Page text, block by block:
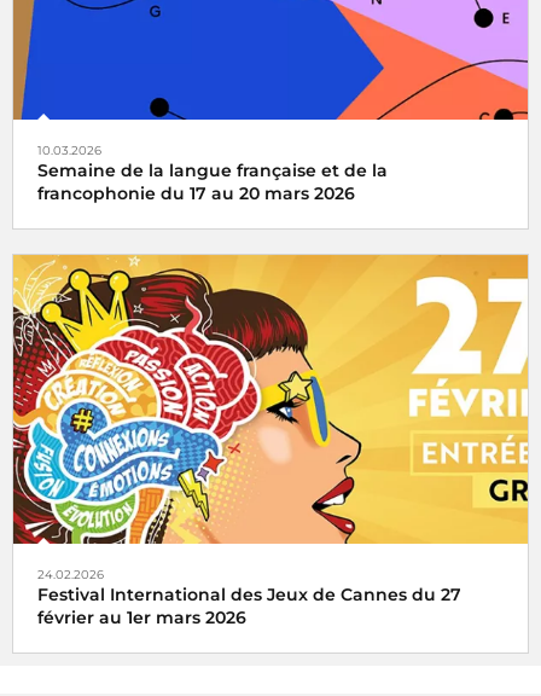
10.03.2026
Semaine de la langue française et de la
francophonie du 17 au 20 mars 2026
Organisée autour du 20 mars, date de la
Journée
internationale de la Francophonie, la Semaine de la
langue française et de la francophonie célèbre le plaisir des
mots.
24.02.2026
Festival International des Jeux de Cannes du 27
février au 1er mars 2026